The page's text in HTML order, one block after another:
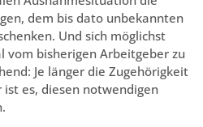
dem bis dato unbekannten
Und sich möglichst
vom bisherigen Arbeitgeber zu
Je länger die Zugehörigkeit
es, diesen notwendigen